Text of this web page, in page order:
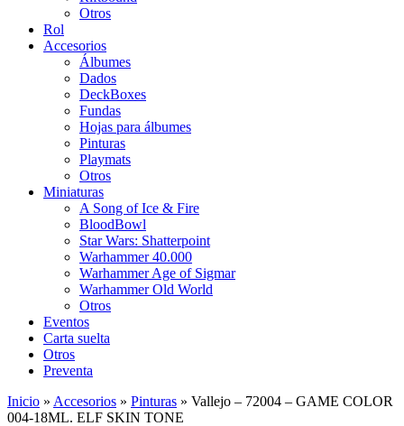
Otros
Rol
Accesorios
Álbumes
Dados
DeckBoxes
Fundas
Hojas para álbumes
Pinturas
Playmats
Otros
Miniaturas
A Song of Ice & Fire
BloodBowl
Star Wars: Shatterpoint
Warhammer 40.000
Warhammer Age of Sigmar
Warhammer Old World
Otros
Eventos
Carta suelta
Otros
Preventa
Inicio » Accesorios » Pinturas » Vallejo – 72004 – GAME COLOR
004-18ML. ELF SKIN TONE